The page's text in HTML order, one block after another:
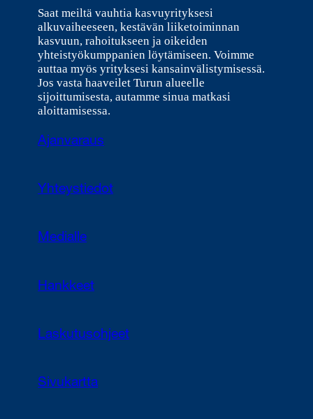
Saat meiltä vauhtia kasvuyrityksesi
alkuvaiheeseen, kestävän liiketoiminnan
kasvuun, rahoitukseen ja oikeiden
yhteistyökumppanien löytämiseen. Voimme
auttaa myös yrityksesi kansainvälistymisessä.
Jos vasta haaveilet Turun alueelle
sijoittumisesta, autamme sinua matkasi
aloittamisessa.
Ajanvaraus
Yhteystiedot
Medialle
Hankkeet
Laskutusohjeet
Sivukartta